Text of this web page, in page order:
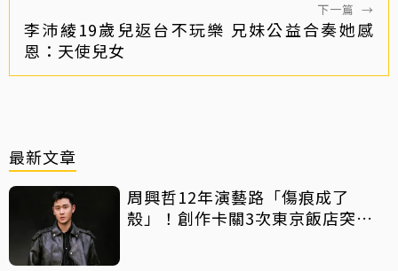
下一篇 →
李沛綾19歲兒返台不玩樂 兄妹公益合奏她感
恩：天使兒女
最新文章
周興哲12年演藝路「傷痕成了
殼」！創作卡關3次東京飯店突找